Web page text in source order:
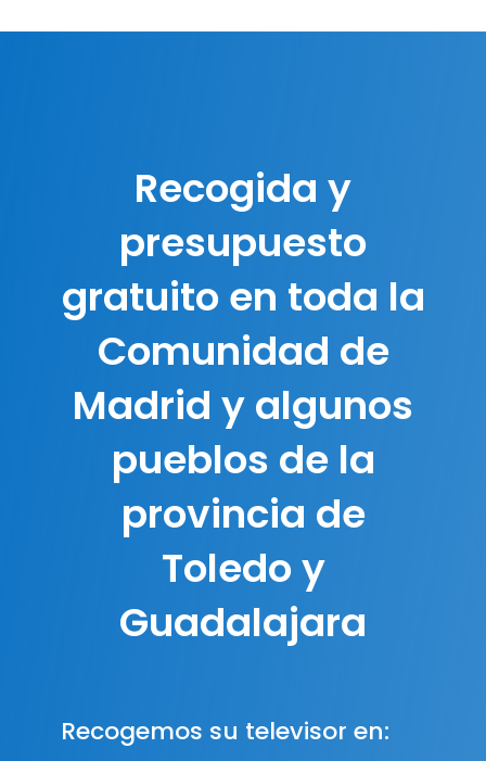
Recogida y
presupuesto
gratuito en toda la
Comunidad de
Madrid y algunos
pueblos de la
provincia de
Toledo y
Guadalajara
Recogemos su televisor en: